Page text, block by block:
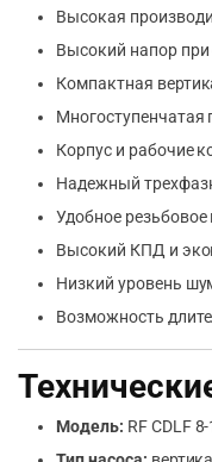
Высокая
Высокий напор при
Компактная
Многоступенчатая
Корпус и рабочие
Надежный
Удобное
Высокий КПД и
Низкий уровень
Возможность
Модель: RF CDLF